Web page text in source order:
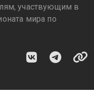
участвующим в
мира по